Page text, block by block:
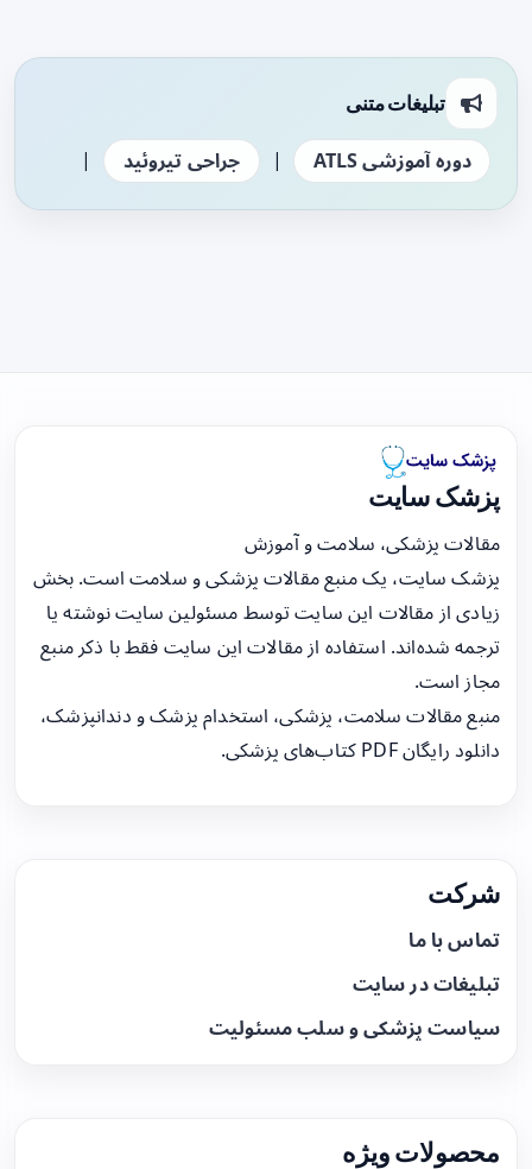
تبلیغات متنی
دوره آموزشی ATLS | جراحی تیروئید |
پزشک سایت
مقالات پزشکی، سلامت و آموزش
پزشک سایت، یک منبع مقالات پزشکی و سلامت است. بخش
زیادی از مقالات این سایت توسط مسئولین سایت نوشته یا
ترجمه شده‌اند. استفاده از مقالات این سایت فقط با ذکر منبع
مجاز است.
منبع مقالات سلامت، پزشکی، استخدام پزشک و دندانپزشک،
دانلود رایگان PDF کتاب‌های پزشکی.
شرکت
تماس با ما
تبلیغات در سایت
سیاست پزشکی و سلب مسئولیت
محصولات ویژه